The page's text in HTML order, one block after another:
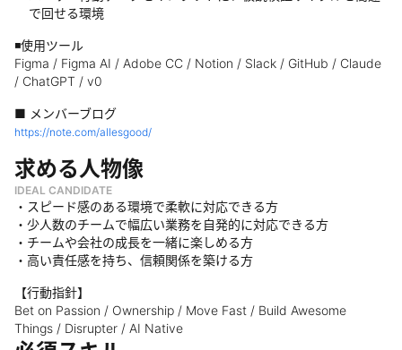
で回せる環境
◾️使用ツール
Figma / Figma AI / Adobe CC / Notion / Slack / GitHub / Claude
/ ChatGPT / v0
■ メンバーブログ
https://note.com/allesgood/
求める人物像
IDEAL CANDIDATE
・スピード感のある環境で柔軟に対応できる方
・少人数のチームで幅広い業務を自発的に対応できる方
・チームや会社の成長を一緒に楽しめる方
・高い責任感を持ち、信頼関係を築ける方
【行動指針】
Bet on Passion / Ownership / Move Fast / Build Awesome
Things / Disrupter / AI Native